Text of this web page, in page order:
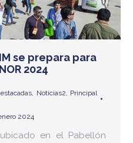
se prepara para
2024
Noticias2
Principal
2024
en el Pabellón